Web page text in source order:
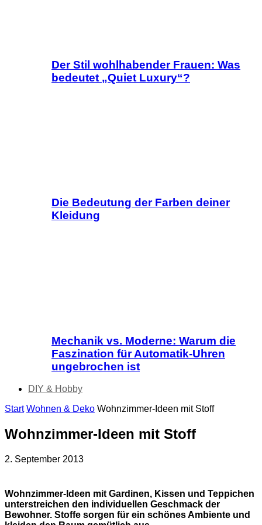
Der Stil wohlhabender Frauen: Was
bedeutet „Quiet Luxury“?
Die Bedeutung der Farben deiner
Kleidung
Mechanik vs. Moderne: Warum die
Faszination für Automatik-Uhren
ungebrochen ist
DIY & Hobby
Start Wohnen & Deko Wohnzimmer-Ideen mit Stoff
Wohnzimmer-Ideen mit Stoff
2. September 2013
Wohnzimmer-Ideen mit Gardinen, Kissen und Teppichen
unterstreichen den individuellen Geschmack der
Bewohner. Stoffe sorgen für ein schönes Ambiente und